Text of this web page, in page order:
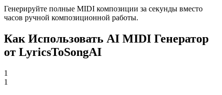
Генерируйте полные MIDI композиции за секунды вместо
часов ручной композиционной работы.
Как Использовать AI MIDI Генератор
от LyricsToSongAI
1
1